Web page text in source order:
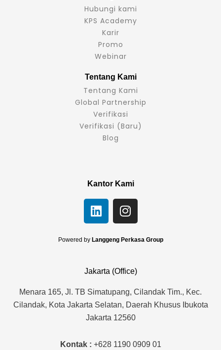
Hubungi kami
KPS Academy
Karir
Promo
Webinar
Tentang Kami
Tentang Kami
Global Partnership
Verifikasi
Verifikasi (Baru)
Blog
Kantor Kami
L
i
n
k
d
i
n
I
n
s
t
g
r
a
m
Powered by Langgeng Perkasa Group
Jakarta (Office)
Menara 165, Jl. TB Simatupang, Cilandak Tim., Kec.
Cilandak, Kota Jakarta Selatan, Daerah Khusus Ibukota
Jakarta 12560
Kontak : +628 1190 0909 01